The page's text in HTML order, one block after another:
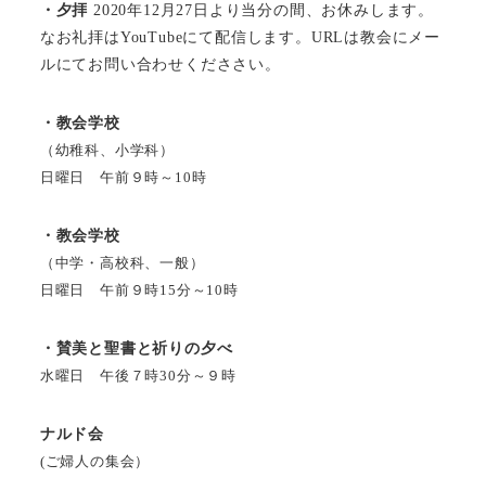
・夕拝 2020年12月27日より当分の間、お休みします。
なお礼拝はYouTubeにて配信します。URLは教会にメー
ルにてお問い合わせくだささい。
・教会学校
（幼稚科、小学科）
日曜日 午前９時～10時
・教会学校
（中学・高校科、一般）
日曜日 午前９時15分～10時
・賛美と聖書と祈りの夕べ
水曜日 午後７時30分～９時
ナルド会
(ご婦人の集会）